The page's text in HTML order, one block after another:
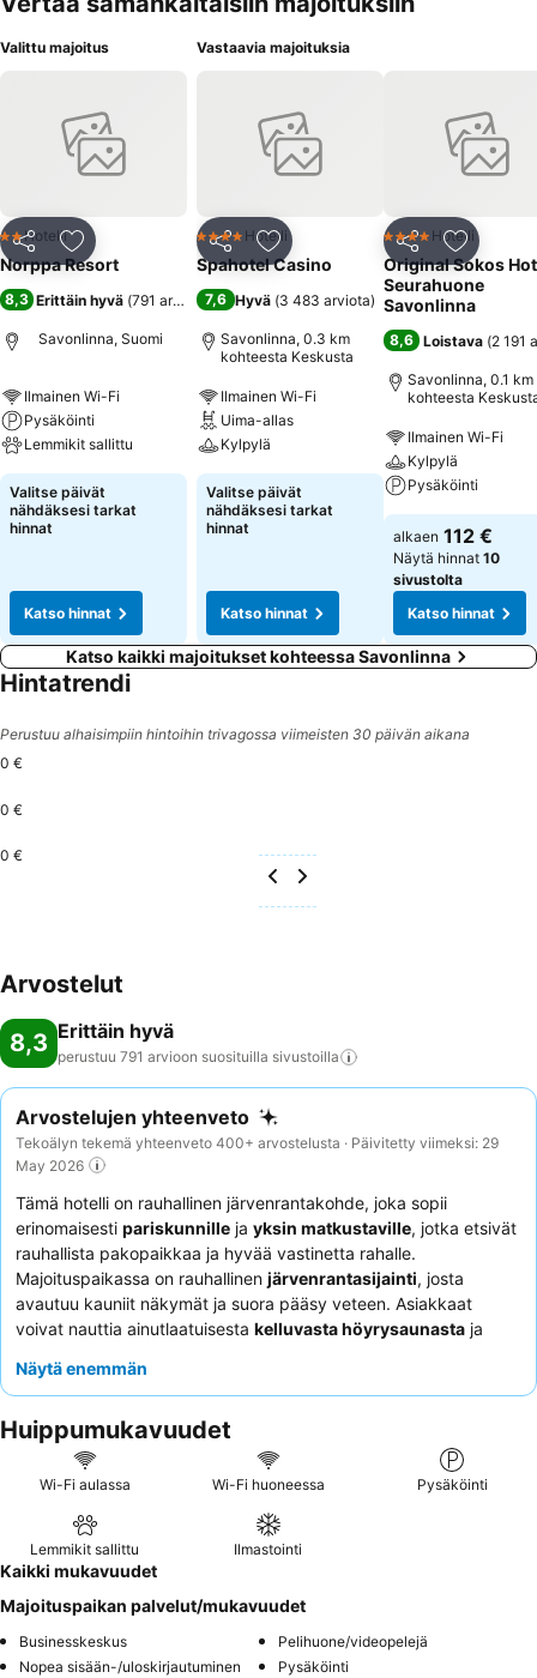
Valittu majoitus
Jaa Lisää suosikkeihin
2 Tähtiluokitus
Hotelli
Norppa Resort
8,3 Erittäin hyvä (791 arviota)
Savonlinna, Suomi
Ilmainen Wi-Fi
Pysäköinti
Lemmikit sallittu
Valitse päivät
nähdäksesi tarkat
hinnat
Katso hinnat
Vastaavia majoituksia
Jaa Lisää suosikkeihin
4 Tähtiluokitus
Hotelli
Spahotel Casino
7,6 Hyvä (3 483 arviota)
Savonlinna, 0.3 km
kohteesta Keskusta
Ilmainen Wi-Fi
Uima-allas
Kylpylä
Valitse päivät
nähdäksesi tarkat
hinnat
Katso hinnat
Jaa Lisää
4 Tähtiluokitus
Hotelli
Original Sokos
Seurahuone
Savonlinna
8,6 Loistava (2 191
Savonlinna, 0.1 km
kohteesta
Ilmainen Wi-Fi
Kylpylä
Pysäköinti
alkaen 112 €
Näytä hinnat 10
sivustolta
Katso hinnat
Katso kaikki majoitukset kohteessa Savonlinna
Hintatrendi
Perustuu alhaisimpiin hintoihin trivagossa viimeisten 30 päivän aikana
0 €
0 €
0 €
Arvostelut
8,3 Erittäin hyvä
perustuu 791 arvioon suosituilla sivustoilla
Arvostelujen yhteenveto
Tekoälyn tekemä yhteenveto 400+ arvostelusta · Päivitetty viimeksi: 29
May 2026
Tämä hotelli on rauhallinen järvenrantakohde, joka sopii
erinomaisesti pariskunnille ja yksin matkustaville, jotka etsivät
rauhallista pakopaikkaa ja hyvää vastinetta rahalle.
Majoituspaikassa on rauhallinen järvenrantasijainti, josta
avautuu kauniit näkymät ja suora pääsy veteen. Asiakkaat
voivat nauttia ainutlaatuisesta kelluvasta höyrysaunasta ja
itsepalvelua suosiville. Henkilökunta saa jatkuvasti kiitosta
sisältää paikallisia erikoisuuksia, kuten karjalanpiirakoita, on
kohokohta. Mukavamman oleskelun takaamiseksi harkitse sviitin
varaamista, johon sisältyy usein ilmastointi ja tilavat
Näytä enemmän
Huippumukavuudet
Wi-Fi aulassa Wi-Fi huoneessa Pysäköinti
Lemmikit sallittu Ilmastointi
Kaikki mukavuudet
Majoituspaikan palvelut/mukavuudet
Businesskeskus
Pelihuone/videopelejä
Nopea sisään-/uloskirjautuminen
Pysäköinti